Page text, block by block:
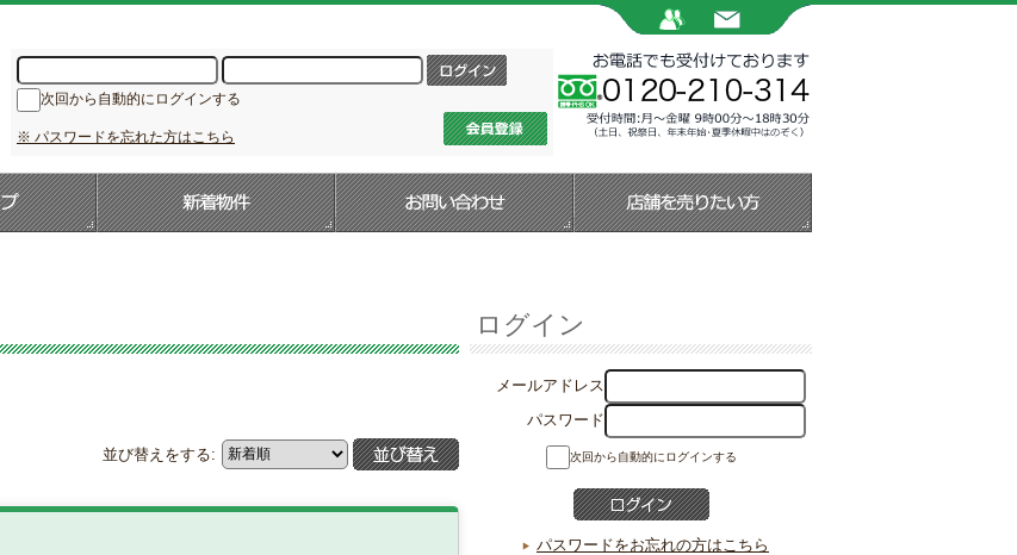
次回から自動的にログインする
※ パスワードを忘れた方はこちら
並び替えをする:
ログイン
メールアドレス
パスワード
次回から自動的にログインする
パスワードをお忘れの方はこちら